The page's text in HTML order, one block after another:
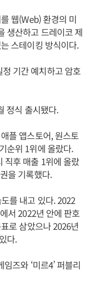
웹(Web) 환경의 미
생산하고 드레이코 제
스테이킹 방식이다.
기간 예치하고 암호
정식 출시됐다.
플 앱스토어, 원스토
순위 1위에 올랐다.
직후 매출 1위에 올랐
을 기록했다.
를 내고 있다. 2022
서 2022년 안에 판호
로 삼았으나 2026년
다.
즈와 ‘미르4’ 퍼블리